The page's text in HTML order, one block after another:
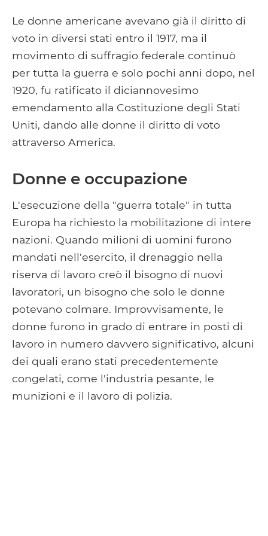
Le donne americane avevano già il diritto di
voto in diversi stati entro il 1917, ma il
movimento di suffragio federale continuò
per tutta la guerra e solo pochi anni dopo, nel
1920, fu ratificato il diciannovesimo
emendamento alla Costituzione degli Stati
Uniti, dando alle donne il diritto di voto
attraverso America.
Donne e occupazione
L'esecuzione della "guerra totale" in tutta
Europa ha richiesto la mobilitazione di intere
nazioni. Quando milioni di uomini furono
mandati nell'esercito, il drenaggio nella
riserva di lavoro creò il bisogno di nuovi
lavoratori, un bisogno che solo le donne
potevano colmare. Improvvisamente, le
donne furono in grado di entrare in posti di
lavoro in numero davvero significativo, alcuni
dei quali erano stati precedentemente
congelati, come l'industria pesante, le
munizioni e il lavoro di polizia.